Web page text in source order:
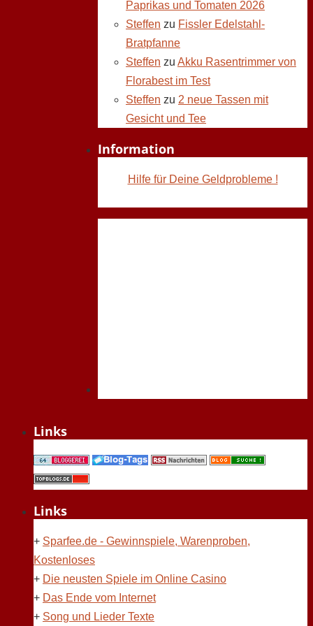
Paprikas und Tomaten 2026
Steffen zu Fissler Edelstahl-
Bratpfanne
Steffen zu Akku Rasentrimmer von
Florabest im Test
Steffen zu 2 neue Tassen mit
Gesicht und Tee
Information
Hilfe für Deine Geldprobleme !
Links
Links
+ Sparfee.de - Gewinnspiele, Warenproben,
Kostenloses
+ Die neusten Spiele im Online Casino
+ Das Ende vom Internet
+ Song und Lieder Texte